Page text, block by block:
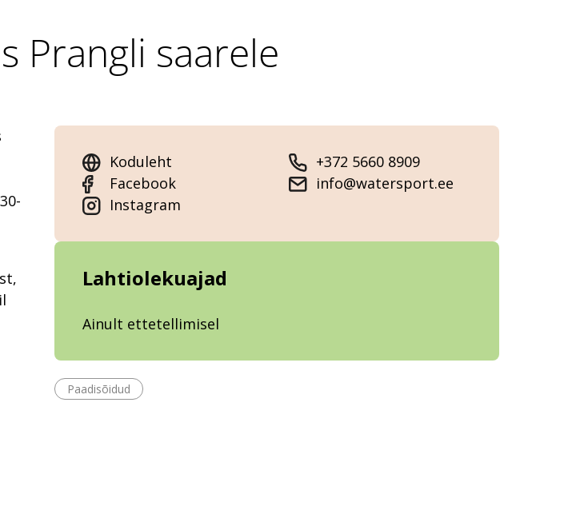
Prangli saarele
Koduleht
Facebook
Instagram
+372 5660 8909
info@watersport.ee
Lahtiolekuajad
Ainult ettetellimisel
Paadisõidud